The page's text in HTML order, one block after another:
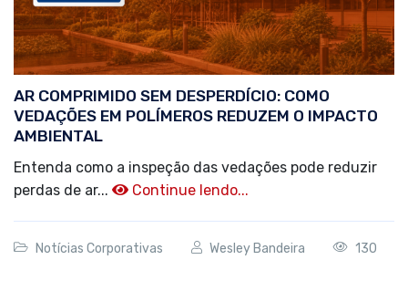
AR COMPRIMIDO SEM DESPERDÍCIO: COMO
VEDAÇÕES EM POLÍMEROS REDUZEM O IMPACTO
AMBIENTAL
Entenda como a inspeção das vedações pode reduzir
perdas de ar...
Continue lendo...
Notícias Corporativas Wesley Bandeira 130